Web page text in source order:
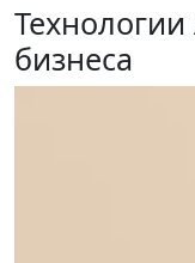
бизнеса